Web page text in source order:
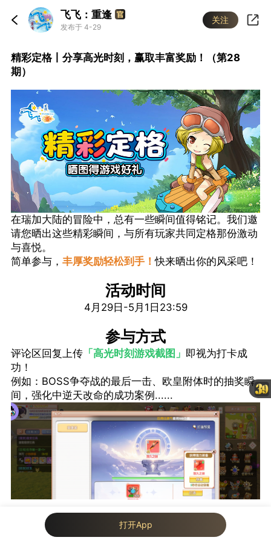
飞飞：重逢
发布于 4-29
关注
精彩定格丨分享高光时刻，赢取丰富奖励！（第28
期）
在瑞加大陆的冒险中，总有一些瞬间值得铭记。我们邀
请您晒出这些精彩瞬间，与所有玩家共同定格那份激动
与喜悦。
简单参与， 丰厚奖励轻松到手！快来晒出你的风采吧！
活动时间
4月29日-5月1日23:59
参与方式
评论区回复上传「高光时刻游戏截图」 即视为打卡成
功！
例如：BOSS争夺战的最后一击、欧皇附体时的抽奖瞬
间，强化中逆天改命的成功案例......
我来说两句...
25
打开App